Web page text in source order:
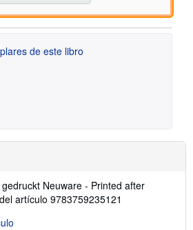
de este libro
Neuware - Printed after
artículo 9783759235121